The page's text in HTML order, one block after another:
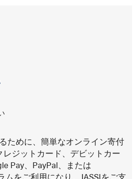
ために、簡単なオンライン寄付
ジットカード、デビットカー
Pay、PayPal、または
ムをご利用になり、JASSIをご支